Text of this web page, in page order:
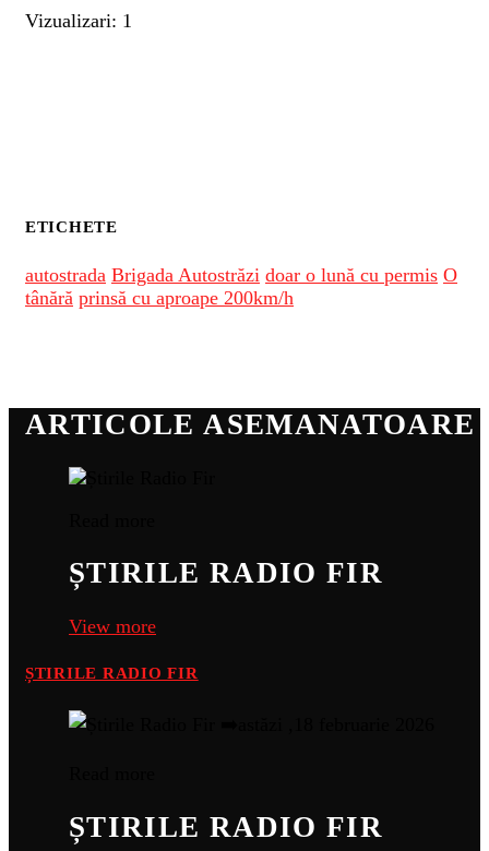
Vizualizari: 1
ETICHETE
autostrada Brigada Autostrăzi doar o lună cu permis O
tânără prinsă cu aproape 200km/h
ARTICOLE ASEMANATOARE
ȘTIRILE RADIO FIR
View more
ȘTIRILE RADIO FIR
ȘTIRILE RADIO FIR